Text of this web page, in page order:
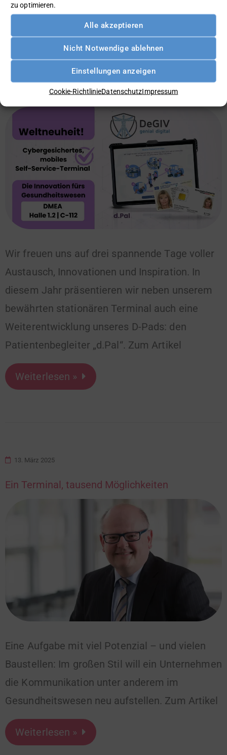
zu optimieren.
Alle akzeptieren
Nicht Notwendige ablehnen
Einstellungen anzeigen
Cookie-RichtlinieDatenschutzImpressum
Die DMEA 2025 ist für uns gestartet!
Wir freuen uns auf drei spannende Tage voller
Austausch, Innovationen und Inspiration. In
diesem Jahr präsentieren wir neben unserem
bewährten stationären Terminal auch eine
Weiterentwicklung unseres D-Pads: den
Patientenbegleiter „d.Pal“. Zum Artikel
Weiterlesen »
13. März 2025
Ein Terminal, tausend Möglichkeiten
Eine Aufgabe mit viel Potenzial – und vielen
Baustellen: Im großen Stil will ein Unternehmen
die Kommunikation unter anderem im
Gesundheitswesen neu aufstellen. Zum Artikel
Weiterlesen »